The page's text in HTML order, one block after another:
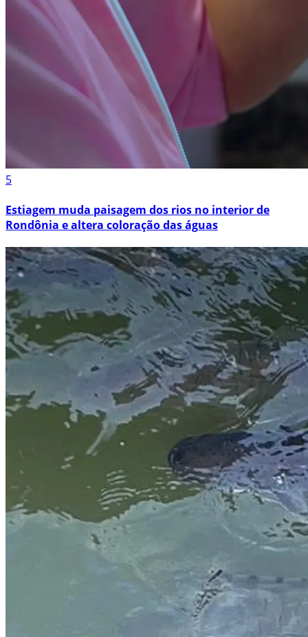
5
Estiagem muda paisagem dos rios no interior de
Rondônia e altera coloração das águas